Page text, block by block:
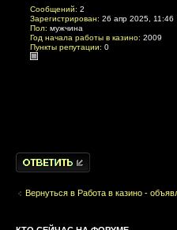
Сообщений: 2
Зарегистрирован: 26 апр 2025, 11:46
Пол: мужчина
Год начала работы в казино: 2009
Пункты репутации: 0
Написать
комментарии
Вернуться в Работа в казино -